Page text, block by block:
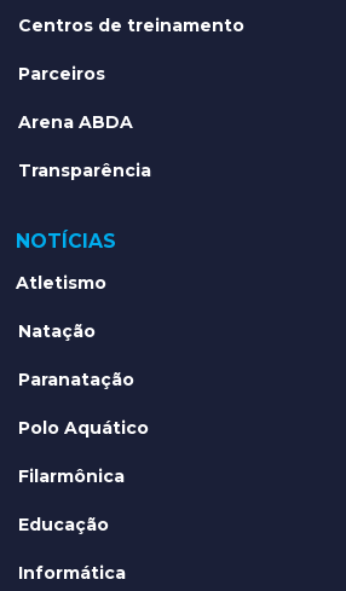
Centros de treinamento
Parceiros
Arena ABDA
Transparência
NOTÍCIAS
Atletismo
Natação
Paranatação
Polo Aquático
Filarmônica
Educação
Informática